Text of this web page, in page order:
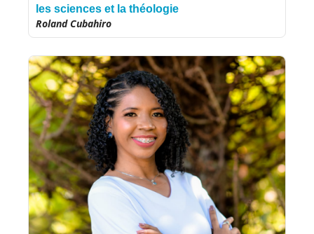
les sciences et la théologie
Roland Cubahiro